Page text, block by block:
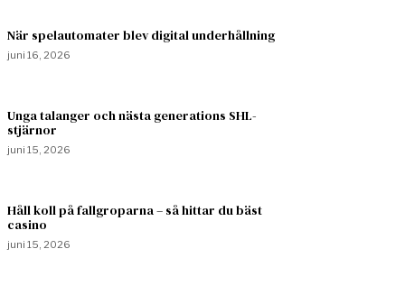
När spelautomater blev digital underhållning
juni 16, 2026
Unga talanger och nästa generations SHL-
stjärnor
juni 15, 2026
Håll koll på fallgroparna – så hittar du bäst
casino
juni 15, 2026